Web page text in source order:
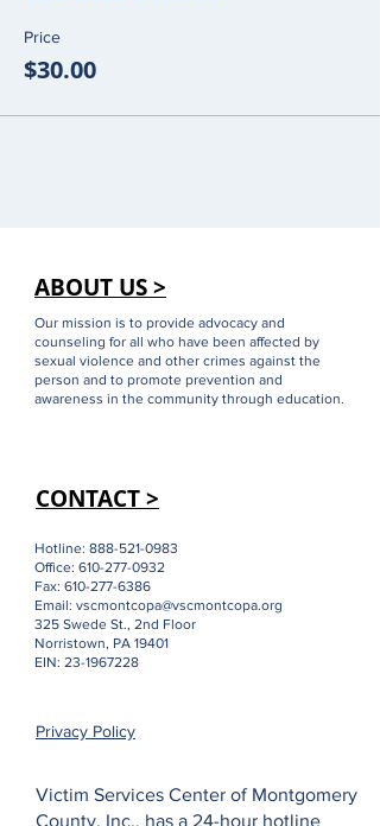
Price
$30.00
ABOUT US >
Our mission is to provide advocacy and
counseling for all who have been affected by
sexual violence and other crimes against the
person and to promote prevention and
awareness in the community through education.
CONTACT >
Hotline: 888-521-0983
Office: 610-277-0932
Fax: 610-277-6386
Email: vscmontcopa@vscmontcopa.org
325 Swede St., 2nd Floor
Norristown, PA 19401
EIN: 23-1967228
Privacy Policy
Victim Services Center of Montgomery
County, Inc., has a 24-hour hotline